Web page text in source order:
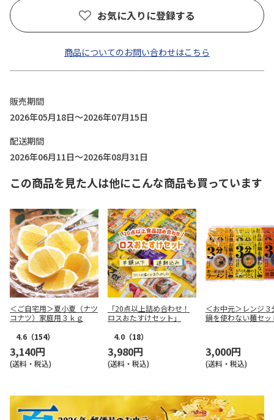
お気に入りに登録する
商品についてのお問い合わせはこちら
販売期間
2026年05月18日～2026年07月15日
配送期間
2026年06月11日～2026年08月31日
この商品を見た人は他にこんな商品も買っています
＜ご自宅用＞夏小夏（ナツ
コナツ）家庭用３ｋｇ
4.6 （154）
3,140円
(送料・税込)
「20点以上詰め合わせ！
ロスおたすけセット」
4.0 （18）
3,980円
(送料・税込)
＜お中元＞レンジ
鍋を使わない麺セッ
3,000円
(送料・税込)